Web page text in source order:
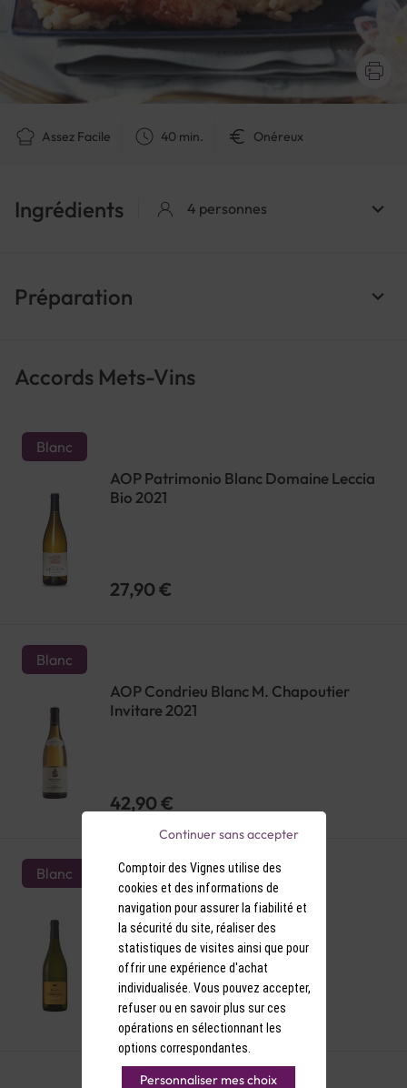
Assez Facile 40 min. Onéreux
Ingrédients 4 personnes
Préparation
Accords Mets-Vins
Blanc
AOP Patrimonio Blanc Domaine Leccia
Bio 2021
27,90 €
Blanc
AOP Condrieu Blanc M. Chapoutier
Invitare 2021
42,90 €
Blanc
AOP Vouvray Blanc Réserve de
Charmigny 2022
8,90 €
Comptoir des Vignes utilise des
cookies et des informations de
navigation pour assurer la fiabilité et
la sécurité du site, réaliser des
statistiques de visites ainsi que pour
offrir une expérience d'achat
individualisée. Vous pouvez accepter,
refuser ou en savoir plus sur ces
opérations en sélectionnant les
options correspondantes.
Personnaliser mes choix
Continuer sans accepter